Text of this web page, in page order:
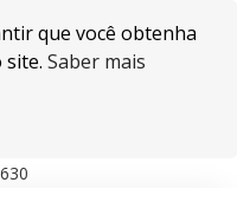
que você obtenha
site. Saber mais